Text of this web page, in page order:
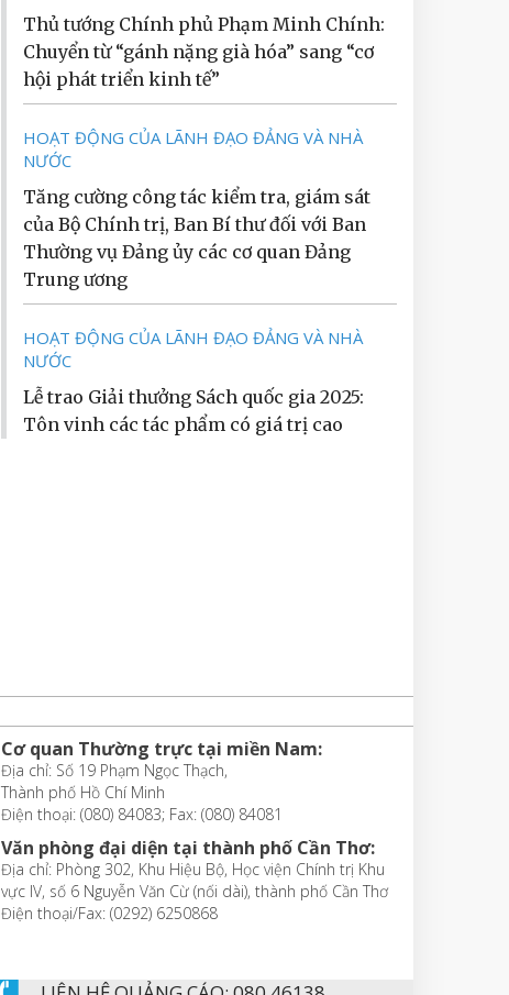
Thủ tướng Chính phủ Phạm Minh Chính:
Chuyển từ “gánh nặng già hóa” sang “cơ
hội phát triển kinh tế”
HOẠT ĐỘNG CỦA LÃNH ĐẠO ĐẢNG VÀ NHÀ
NƯỚC
Tăng cường công tác kiểm tra, giám sát
của Bộ Chính trị, Ban Bí thư đối với Ban
Thường vụ Đảng ủy các cơ quan Đảng
Trung ương
HOẠT ĐỘNG CỦA LÃNH ĐẠO ĐẢNG VÀ NHÀ
NƯỚC
Lễ trao Giải thưởng Sách quốc gia 2025:
Tôn vinh các tác phẩm có giá trị cao
Cơ quan Thường trực tại miền Nam:
Địa chỉ: Số 19 Phạm Ngọc Thạch,
Thành phố Hồ Chí Minh
Điện thoại: (080) 84083; Fax: (080) 84081
Văn phòng đại diện tại thành phố Cần Thơ:
Địa chỉ: Phòng 302, Khu Hiệu Bộ, Học viện Chính trị Khu
vực IV, số 6 Nguyễn Văn Cừ (nối dài), thành phố Cần Thơ
Điện thoại/Fax: (0292) 6250868